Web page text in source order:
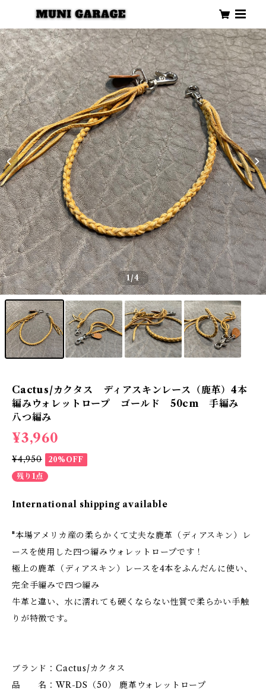
1/4
Cactus/カクタス ディアスキンレース（鹿革）4本
編みウォレットロープ ゴールド 50cm 手編み
八つ編み
¥3,960
¥4,950
20%OFF
残り1点
International shipping available
"本場アメリカ産の柔らかくて丈夫な鹿革（ディアスキン）レ
ースを使用した四つ編みウォレットロープです！
極上の鹿革（ディアスキン）レースを4本をふんだんに使い、
完全手編みで四つ編み
牛革と違い、水に濡れても硬くならない性質で柔らかい手触
りが特徴です。
ブランド：Cactus/カクタス
品 名：WR-DS（50） 鹿革ウォレットロープ